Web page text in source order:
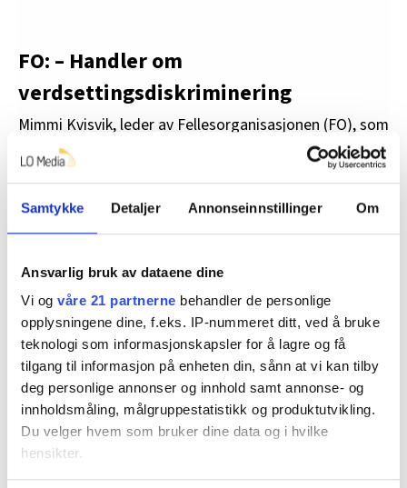
Samtykke Detaljer Annonseinnstillinger Om
Ansvarlig bruk av dataene dine
Vi og våre 21 partnerne behandler de personlige
opplysningene dine, f.eks. IP-nummeret ditt, ved å bruke
teknologi som informasjonskapsler for å lagre og få
tilgang til informasjon på enheten din, sånn at vi kan tilby
deg personlige annonser og innhold samt annonse- og
innholdsmåling, målgruppestatistikk og produktutvikling.
Du velger hvem som bruker dine data og i hvilke
hensikter.
FO: – Handler om
verdsettingsdiskriminering
Mimmi Kvisvik, leder av Fellesorganisasjonen (FO), som
representerer sosionomer, vernepleiere og
barnevernspedagoger, ser ingen grunn til at
året enn en sosionom.
typiske mannsyrker og kvinneyrker. Nå er tida inne for
å spise opp den siste lønnsforskjellen. Nå er det ikke i
offentlig sektor at forskjellene er størst, men når
ulikhetene er så store i samme tariffområde, bør man
kunne gjøre noe, sier Kvisvik.